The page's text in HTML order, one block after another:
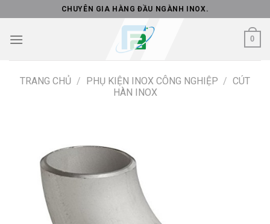
to
content
CHUYÊN GIA HÀNG ĐẦU NGÀNH INOX.
0
TRANG CHỦ / PHỤ KIỆN INOX CÔNG NGHIỆP / CÚT
HÀN INOX